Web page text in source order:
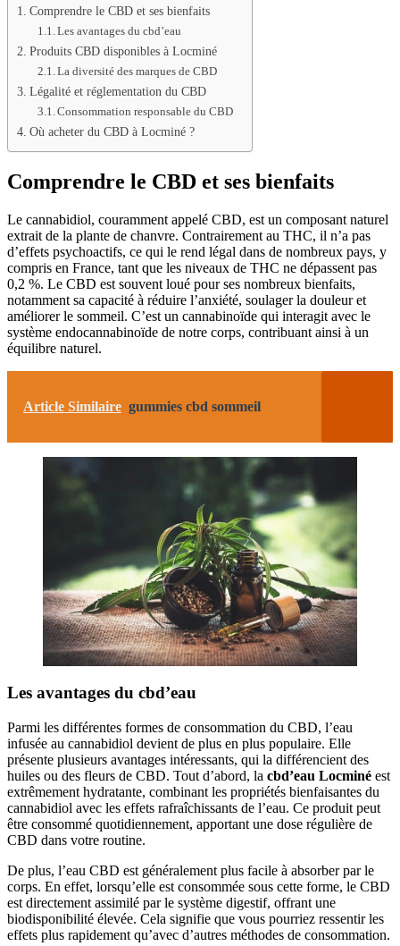
Comprendre le CBD et ses bienfaits
Les avantages du cbd’eau
Produits CBD disponibles à Locminé
La diversité des marques de CBD
Légalité et réglementation du CBD
Consommation responsable du CBD
Où acheter du CBD à Locminé ?
Comprendre le CBD et ses bienfaits
Le cannabidiol, couramment appelé CBD, est un composant naturel
extrait de la plante de chanvre. Contrairement au THC, il n’a pas
d’effets psychoactifs, ce qui le rend légal dans de nombreux pays, y
compris en France, tant que les niveaux de THC ne dépassent pas
0,2 %. Le CBD est souvent loué pour ses nombreux bienfaits,
notamment sa capacité à réduire l’anxiété, soulager la douleur et
améliorer le sommeil. C’est un cannabinoïde qui interagit avec le
système endocannabinoïde de notre corps, contribuant ainsi à un
équilibre naturel.
Article Similaire gummies cbd sommeil
Les avantages du cbd’eau
Parmi les différentes formes de consommation du CBD, l’eau
infusée au cannabidiol devient de plus en plus populaire. Elle
présente plusieurs avantages intéressants, qui la différencient des
huiles ou des fleurs de CBD. Tout d’abord, la cbd’eau Locminé est
extrêmement hydratante, combinant les propriétés bienfaisantes du
cannabidiol avec les effets rafraîchissants de l’eau. Ce produit peut
être consommé quotidiennement, apportant une dose régulière de
CBD dans votre routine.
De plus, l’eau CBD est généralement plus facile à absorber par le
corps. En effet, lorsqu’elle est consommée sous cette forme, le CBD
est directement assimilé par le système digestif, offrant une
biodisponibilité élevée. Cela signifie que vous pourriez ressentir les
effets plus rapidement qu’avec d’autres méthodes de consommation.